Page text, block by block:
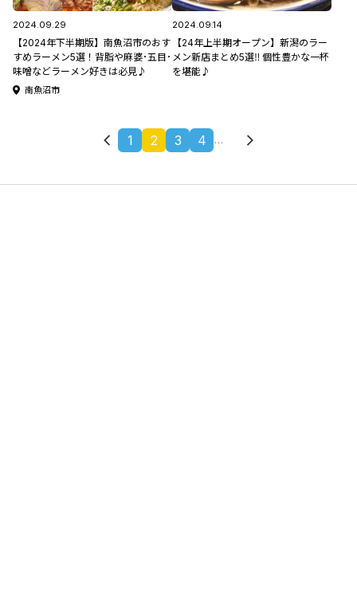
2024.09.29
【2024年下半期版】南魚沼市のおす
すめラーメン5選！背脂や麻婆･五目･
味噌などラーメン好きは必見♪
南魚沼市
2024.09.14
【24年上半期オープン】新潟のラー
メン新店まとめ5選‼ 個性豊かな一杯
を堪能♪
1 2 3 4 …